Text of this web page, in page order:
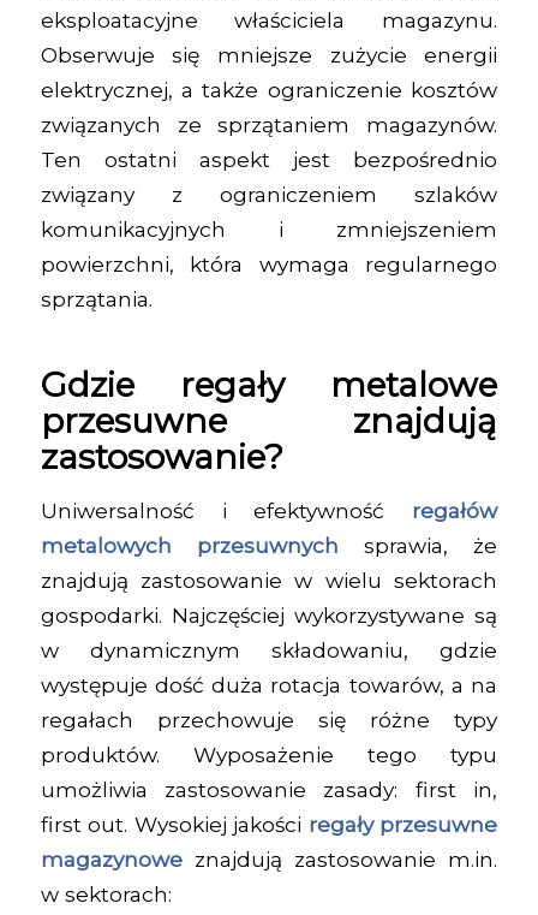
eksploatacyjne właściciela magazynu.
Obserwuje się mniejsze zużycie energii
elektrycznej, a także ograniczenie kosztów
związanych ze sprzątaniem magazynów.
Ten ostatni aspekt jest bezpośrednio
związany z ograniczeniem szlaków
komunikacyjnych i zmniejszeniem
powierzchni, która wymaga regularnego
sprzątania.
Gdzie regały metalowe
przesuwne znajdują
zastosowanie?
Uniwersalność i efektywność regałów
metalowych przesuwnych sprawia, że
znajdują zastosowanie w wielu sektorach
gospodarki. Najczęściej wykorzystywane są
w dynamicznym składowaniu, gdzie
występuje dość duża rotacja towarów, a na
regałach przechowuje się różne typy
produktów. Wyposażenie tego typu
umożliwia zastosowanie zasady: first in,
first out. Wysokiej jakości regały przesuwne
magazynoweznajdują zastosowanie m.in.
w sektorach: